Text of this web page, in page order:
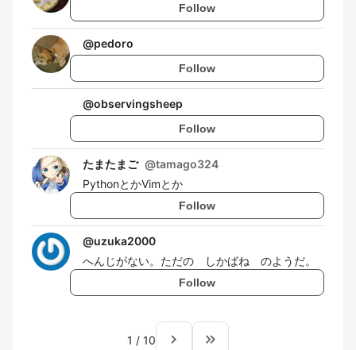
Follow
@pedoro
Follow
@observingsheep
Follow
たまたまご @tamago324
PythonとかVimとか
Follow
@uzuka2000
へんじがない。ただの しかばね のようだ。
Follow
1 / 10 navigate_next keyboard_double_arrow_right